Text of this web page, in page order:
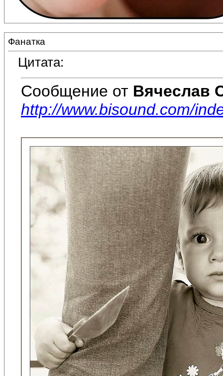
Фанатка
Цитата:
Сообщение от Вячеслав
http://www.bisound.com/